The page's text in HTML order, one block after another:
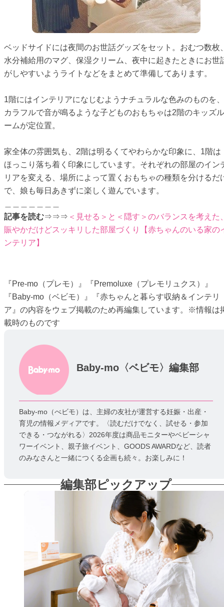
ベッドサイドには夜間のお世話グッズをセット。おむつ数枚
水分補給用のマグ、保湿クリーム、夜中に起きたときにお世
がしやすいようライトなどをまとめて準備してあります。
1階にはインテリアになじむようナチュラルな色みのものを、
カラフルで音が鳴るような子どものおもちゃは2階のキッズル
ームが定位置。
家全体の雰囲気も、2階は明るくてやわらかな印象に、1階は
ほっこり落ち着く印象にしています。それぞれの部屋のイン
リアを変える、場所によって置くおもちゃの種類を分けるだ
で、娘も毎日あきずに楽しく遊んでいます。
記事を読む⇒⇒⇒ ＜見せる＞と＜隠す＞のバランスを考えた
賑やかだけどスッキリした部屋づくり【赤ちゃんのいる家の
ンテリア】
『Pre-mo（プレモ）』『Premoluxe（プレモリュクス）』
『Baby-mo（ベビモ）』『赤ちゃんと暮らす収納＆インテリ
ア』の内容をウェブ掲載のため再編集しています。※情報は
載時のものです
Baby-mo〈ベビモ〉編集部
Baby-mo（べビモ）は、主婦の友社が運営する妊娠・出産・
育児の情報メディアです。〈読むだけでなく、試せる・参加
できる・つながれる〉2026年度は商品モニターやベビーシャ
ワーイベント、親子旅イベント、GOODS AWARDなど、読者
のみなさんと一緒につくる企画も続々。お楽しみに！
編集部ピックアップ